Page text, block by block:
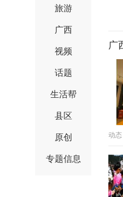
旅游
广西
视频
话题
生活帮
县区
原创
专题信息
广
动态